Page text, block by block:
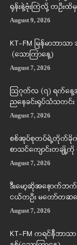
ရုန်းနဲ့ဗုံးကြဲလို့ တဦးထိ
August 9, 2026
KT-FM မြန်မာဘာ
(သောကြာနေ့)
August 7, 2026
ဩဂုတ်လ (၇) ရက်နေ့အ
ညနေခင်းရုပ်သံသတင်း
August 7, 2026
စစ်အုပ်စုတပ်ရဲ့တိုက်ခိုက်
စာသင်ကျောင်းတချို့
August 7, 2026
ဒီးမော့ဆိုအနောက်ဘက်ခ
ငယ်တဦး မတော်တဆ
August 7, 2026
KT-FM ကရင်နီဘာ